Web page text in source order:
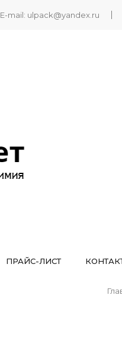
E-mail: ulpack@yandex.ru
ПРАЙС-ЛИСТ